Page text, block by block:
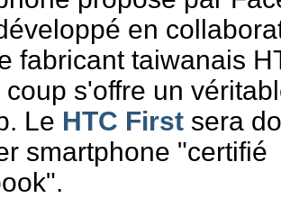
en
fabricant taiwanais
coup s'offre un
Le HTC First sera
smartphone "certifié